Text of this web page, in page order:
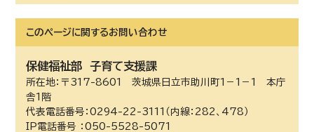
このページに関するお問い合わせ
保健福祉部子育て支援課
所在地：〒317-8601 茨城県日立市助川町1－1－1 本庁
舎1階
代表電話番号：0294-22-3111（内線：282、478）
IP電話番号 ：050-5528-5071